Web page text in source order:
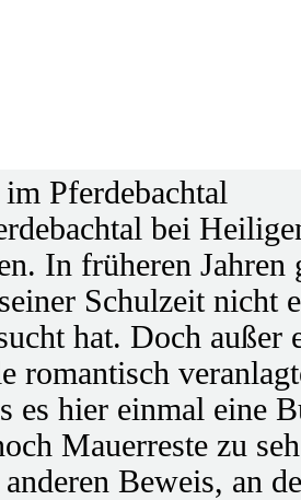
Pferdebachtal
bei
In früheren
Schulzeit nicht
hat. Doch außer
romantisch
es hier einmal eine
Mauerreste zu
Beweis, an